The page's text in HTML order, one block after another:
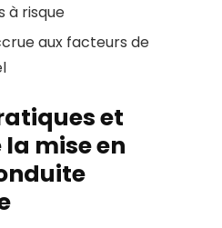
à risque
aux facteurs de
et
mise en